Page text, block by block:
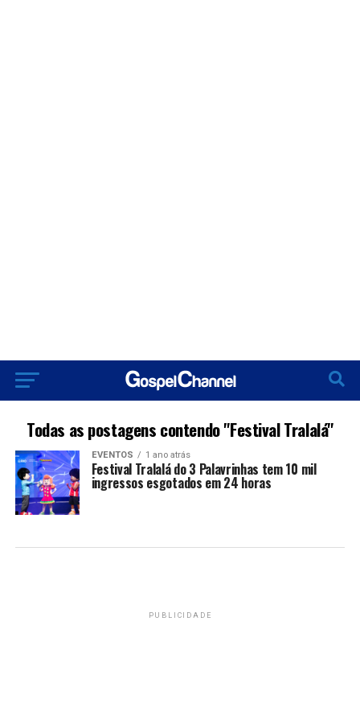
Todas as postagens contendo "Festival Tralalá"
EVENTOS 1 ano atrás
Festival Tralalá do 3 Palavrinhas tem 10 mil
ingressos esgotados em 24 horas
PUBLICIDADE